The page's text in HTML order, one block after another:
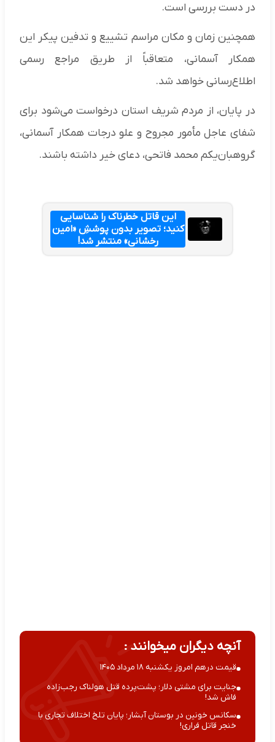
در دست بررسی است.
همچنین زمان و مکان مراسم تشییع و تدفین پیکر این
همکار آسمانی، متعاقباً از طریق مراجع رسمی
اطلاع‌رسانی خواهد شد.
در پایان، از مردم شریف استان درخواست می‌شود برای
شفای عاجل مأمور مجروح و علو درجات همکار آسمانی،
گروهبان‌یکم محمد فاتحی، دعای خیر داشته باشند.
این قاتل خطرناک را شناسایی
کنید؛ تصویر بدون پوششِ «امین
رخشانی» منتشر شد!
آنچه دیگران میخوانند :
قیمت درهم امروز یکشنبه ۱۸ مرداد ۱۴۰۵
جنایت برای مشتی دلار؛ پشت‌پرده قتل هولناک رجب‌زاده
فاش شد!
سکانس خونین در بوستان آبشار؛ پایان تلخ اختلاف تجاری با
خنجر قاتل فراری!